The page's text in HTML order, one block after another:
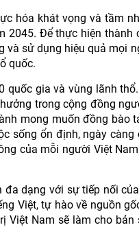
hóa khát vọng và tầm
Để thực hiện thành
sử dụng hiệu quả mọi
quốc.
quốc gia và vùng lãnh
trong cộng đồng
mong muốn đồng bào
sống ổn định, ngày
của mỗi người Việt
dạng với sự tiếp nối
Việt, tự hào về nguồn
Việt Nam sẽ làm cho